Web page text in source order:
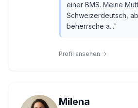
einer BMS. Meine
Schweizerdeutsch,
beherrsche a..."
Profil ansehen
Milena